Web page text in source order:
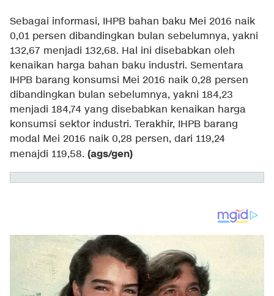
Sebagai informasi, IHPB bahan baku Mei 2016 naik
0,01 persen dibandingkan bulan sebelumnya, yakni
132,67 menjadi 132,68. Hal ini disebabkan oleh
kenaikan harga bahan baku industri. Sementara
IHPB barang konsumsi Mei 2016 naik 0,28 persen
dibandingkan bulan sebelumnya, yakni 184,23
menjadi 184,74 yang disebabkan kenaikan harga
konsumsi sektor industri. Terakhir, IHPB barang
modal Mei 2016 naik 0,28 persen, dari 119,24
menajdi 119,58. (ags/gen)